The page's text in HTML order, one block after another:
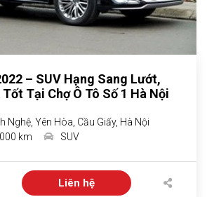
– SUV Hạng Sang Lướt,
Tại Chợ Ô Tô Số 1 Hà Nội
Nghệ, Yên Hòa, Cầu Giấy, Hà Nội
km SUV
Liên hệ